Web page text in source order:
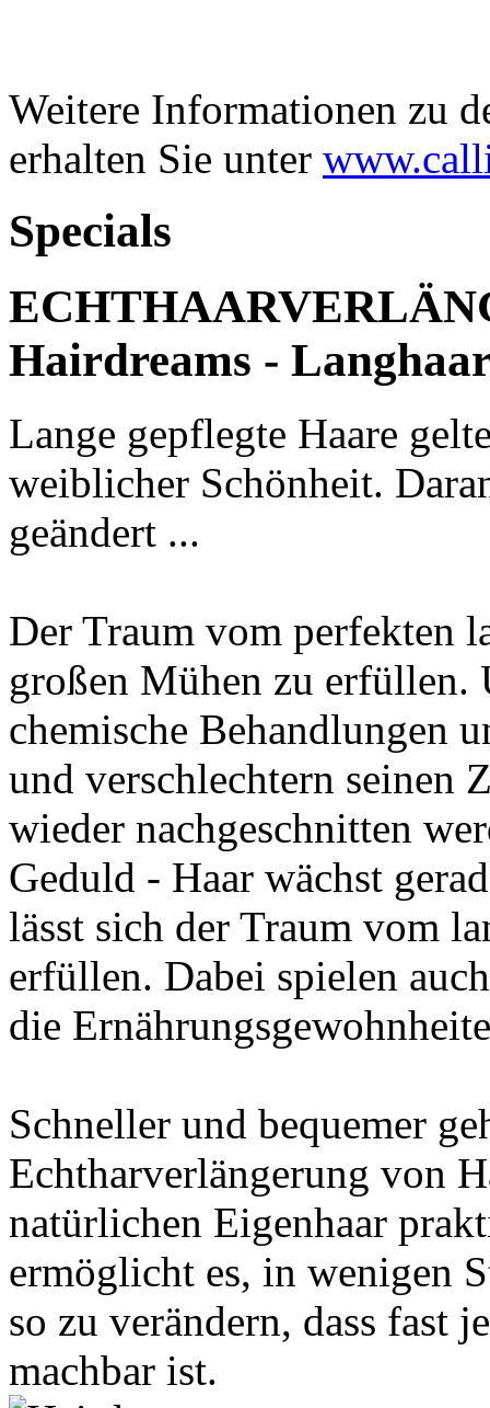
Weitere Informationen zu
erhalten Sie unter
Specials
Hairdreams -
Lange gepflegte Haare
weiblicher Schönheit.
geändert ...
Der Traum vom perfekten
großen Mühen zu erfüllen.
chemische Behandlungen
und verschlechtern seinen
wieder nachgeschnitten
Geduld - Haar wächst
lässt sich der Traum vom
erfüllen. Dabei spielen
die
Schneller und bequemer
Echtharverlängerung von
natürlichen Eigenhaar
ermöglicht es, in wenigen
so zu verändern, dass fast
machbar ist.